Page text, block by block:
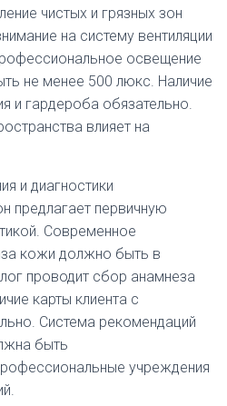
чистых и грязных зон
на систему вентиляции
освещение
не менее 500 люкс. Наличие
и гардероба обязательно.
влияет на
и диагностики
предлагает первичную
Современное
кожи должно быть в
проводит сбор анамнеза
карты клиента с
Система рекомендаций
быть
учреждения